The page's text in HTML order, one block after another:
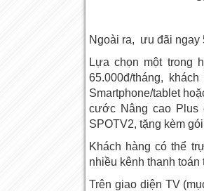
Ngoài ra, ưu đãi ngay
Lựa chọn một trong
65.000đ/tháng,
Smartphone/tablet
cước Nâng cao Plus
SPOTV2, tặng kèm
Khách hàng có thể
nhiều kênh thanh toán
Trên giao diện TV